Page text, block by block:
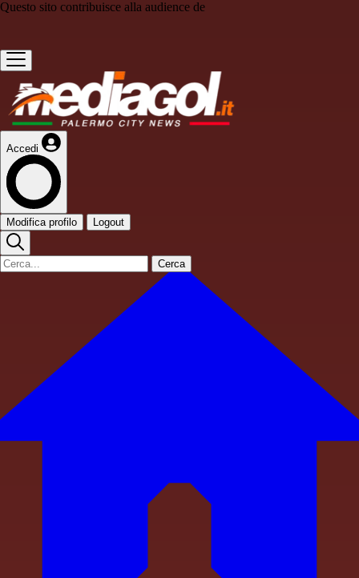
Questo sito contribuisce alla audience de
Accedi
Modifica profilo Logout
Cerca